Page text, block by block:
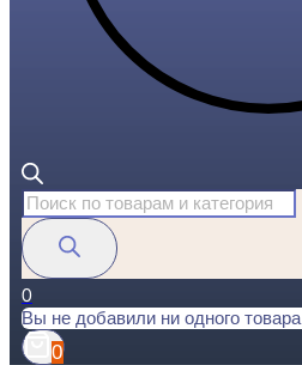
Поиск
товаров
0
Вы не добавили ни одного товара
0